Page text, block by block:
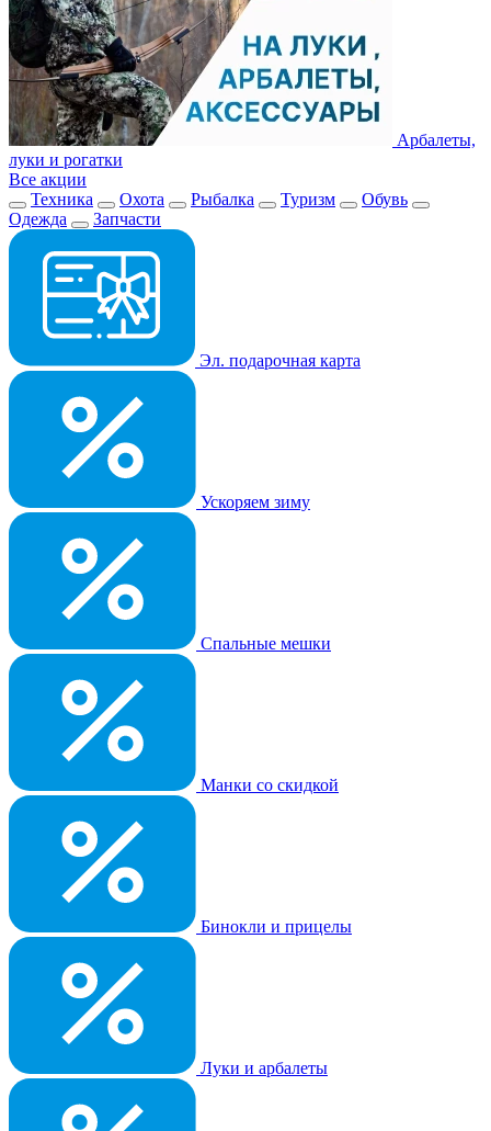
Арбалеты,
луки и рогатки
Все акции
Техника
Охота Рыбалка Туризм
Обувь
Одежда
Запчасти
Эл. подарочная карта
Ускоряем зиму
Спальные мешки
Манки со скидкой
Бинокли и прицелы
Луки и арбалеты